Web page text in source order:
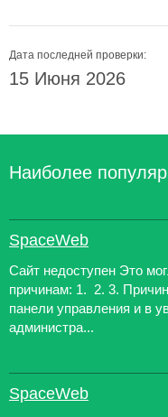
Дата последней проверки:
15 Июня 2026
Наиболее
SpaceWeb
Сайт недоступен Это
причинам: 1. 2. 3.
панели управления и в
администра...
SpaceWeb